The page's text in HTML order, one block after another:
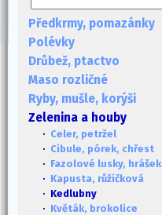
Předkrmy, pomazánky
Polévky
Drůbež, ptactvo
Maso rozličné
Ryby, mušle, korýši
Zelenina a houby
· Celer, petržel
· Cibule, pórek, chřest
· Fazolové lusky, hrášek
· Kapusta, růžičková
· Kedlubny
· Květák, brokolice